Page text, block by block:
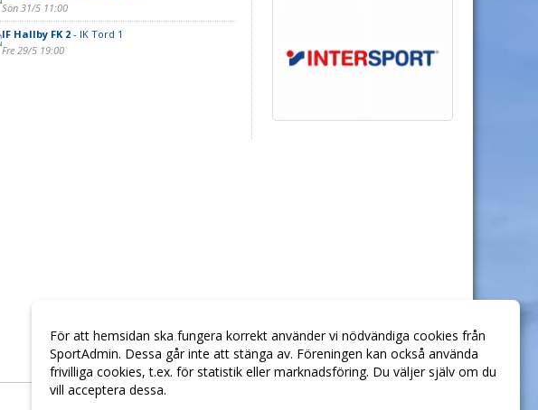
Sön 31/5 11:00
IF Hallby FK 2- IK Tord 1
Fre 29/5 19:00
För att hemsidan ska fungera korrekt använder vi nödvändiga cookies från
SportAdmin. Dessa går inte att stänga av. Föreningen kan också använda
frivilliga cookies, t.ex. för statistik eller marknadsföring. Du väljer själv om du
vill acceptera dessa.